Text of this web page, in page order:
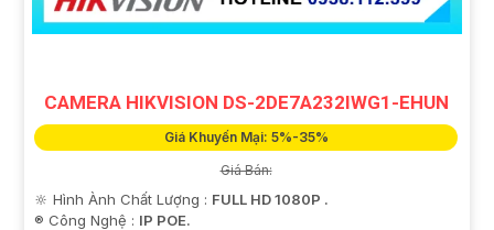
CAMERA HIKVISION DS-2DE7A232IWG1-EHUN
Giá Khuyến Mại: 5%-35%
Giá Bán:
🔆 Hình Ành Chất Lượng : FULL HD 1080P .
®️ Công Nghệ : IP POE.